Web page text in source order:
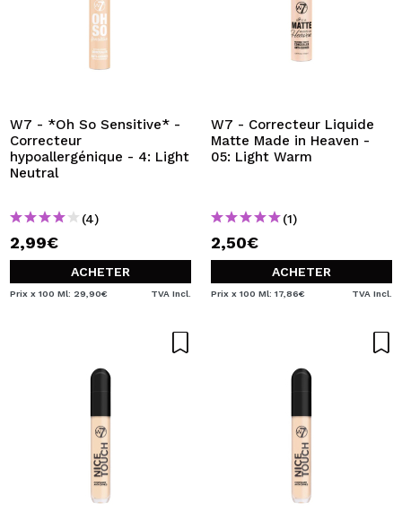
W7 - *Oh So Sensitive* -
Correcteur
hypoallergénique - 4: Light
Neutral
(4)
2,99€
ACHETER
Prix x 100 Ml: 29,90€ TVA Incl.
W7 - Correcteur Liquide
Matte Made in Heaven -
05: Light Warm
(1)
2,50€
ACHETER
Prix x 100 Ml: 17,86€ TVA Incl.